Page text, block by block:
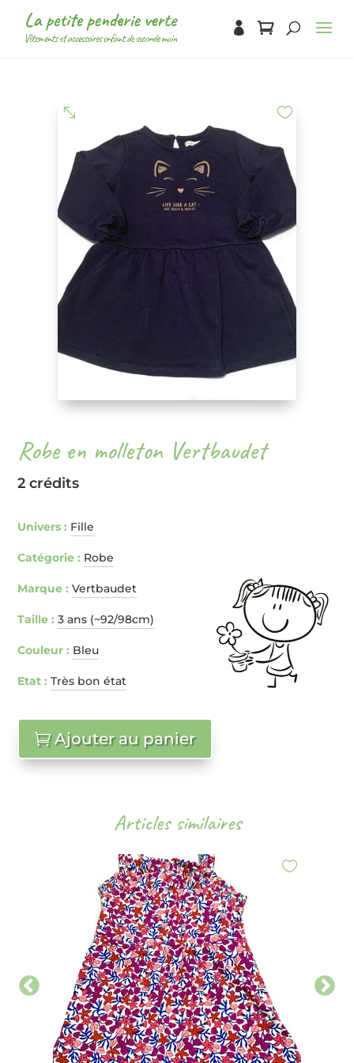
Robe en molleton Vertbaudet
2 crédits
Univers : Fille
Catégorie : Robe
Marque : Vertbaudet
Taille : 3 ans (~92/98cm)
Couleur : Bleu
Etat : Très bon état
Ajouter au panier
Articles similaires